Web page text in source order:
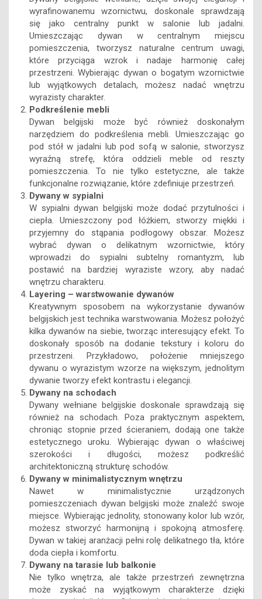
Dywan jako centralny punkt przestrzeni
Dywany belgijskie wełniane, dzięki swojej elegancji i
wyrafinowanemu wzornictwu, doskonale sprawdzają
się jako centralny punkt w salonie lub jadalni.
Umieszczając dywan w centralnym miejscu
pomieszczenia, tworzysz naturalne centrum uwagi,
które przyciąga wzrok i nadaje harmonię całej
przestrzeni. Wybierając dywan o bogatym wzornictwie
lub wyjątkowych detalach, możesz nadać wnętrzu
wyrazisty charakter.
Podkreślenie mebli
Dywan belgijski może być również doskonałym
narzędziem do podkreślenia mebli. Umieszczając go
pod stół w jadalni lub pod sofą w salonie, stworzysz
wyraźną strefę, która oddzieli meble od reszty
pomieszczenia. To nie tylko estetyczne, ale także
funkcjonalne rozwiązanie, które zdefiniuje przestrzeń.
Dywany w sypialni
W sypialni dywan belgijski może dodać przytulności i
ciepła. Umieszczony pod łóżkiem, stworzy miękki i
przyjemny do stąpania podłogowy obszar. Możesz
wybrać dywan o delikatnym wzornictwie, który
wprowadzi do sypialni subtelny romantyzm, lub
postawić na bardziej wyraziste wzory, aby nadać
wnętrzu charakteru.
Layering – warstwowanie dywanów
Kreatywnym sposobem na wykorzystanie dywanów
belgijskich jest technika warstwowania. Możesz położyć
kilka dywanów na siebie, tworząc interesujący efekt. To
doskonały sposób na dodanie tekstury i koloru do
przestrzeni. Przykładowo, położenie mniejszego
dywanu o wyrazistym wzorze na większym, jednolitym
dywanie tworzy efekt kontrastu i elegancji.
Dywany na schodach
Dywany wełniane belgijskie doskonale sprawdzają się
również na schodach. Poza praktycznym aspektem,
chroniąc stopnie przed ścieraniem, dodają one także
estetycznego uroku. Wybierając dywan o właściwej
szerokości i długości, możesz podkreślić
architektoniczną strukturę schodów.
Dywany w minimalistycznym wnętrzu
Nawet w minimalistycznie urządzonych
pomieszczeniach dywan belgijski może znaleźć swoje
miejsce. Wybierając jednolity, stonowany kolor lub wzór,
możesz stworzyć harmonijną i spokojną atmosferę.
Dywan w takiej aranżacji pełni rolę delikatnego tła, które
doda ciepła i komfortu.
Dywany na tarasie lub balkonie